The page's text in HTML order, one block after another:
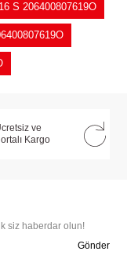
S 206400807619O
ve
Kargo
siz haberdar olun!
Gönder